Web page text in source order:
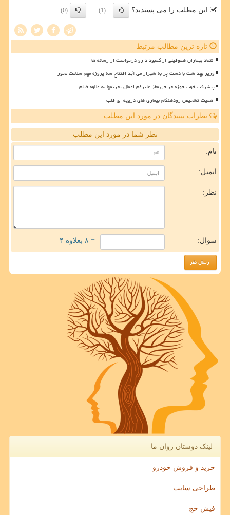
این مطلب را می پسندید؟ (1)
(0)
تازه ترین مطالب مرتبط
انتقاد بیماران هموفیلی از کمبود دارو درخواست از رسانه ها
وزیر بهداشت با دست پر به شیراز می آید افتتاح سه پروژه مهم سلامت محور
پیشرفت خوب حوزه جراحی مغز علیرغم اعمال تحریمها به علاوه فیلم
اهمیت تشخیص زودهنگام بیماری های دریچه ای قلب
نظرات بینندگان در مورد این مطلب
نظر شما در مورد این مطلب
نام:
ایمیل:
نظر:
سوال: = ۸ بعلاوه ۴
لینک دوستان روان ما
خرید و فروش خودرو
طراحی سایت
فیش حج